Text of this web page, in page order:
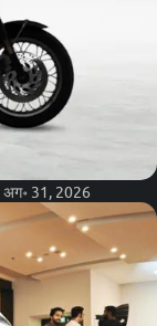
अग॰ 31, 2026